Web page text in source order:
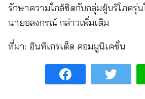
รักษาความใกล้ชิดกับกลุ่มผู้บริโภครุ่น
นายอลงกรณ์ กล่าวเพิ่มเติม
ที่มา: อินทิเกรเต็ด คอมมูนิเคชั่น